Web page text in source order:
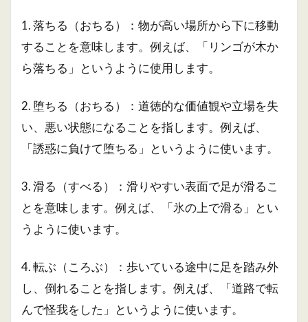
1. 落ちる（おちる）：物が高い場所から下に移動
することを意味します。例えば、「リンゴが木か
ら落ちる」というように使用します。
2. 堕ちる（おちる）：道徳的な価値観や立場を失
い、悪い状態になることを指します。例えば、
「誘惑に負けて堕ちる」というように使います。
3. 滑る（すべる）：滑りやすい表面で足が滑るこ
とを意味します。例えば、「氷の上で滑る」とい
うように使います。
4. 転ぶ（ころぶ）：歩いている途中に足を踏み外
し、倒れることを指します。例えば、「道路で転
んで怪我をした」というように使います。